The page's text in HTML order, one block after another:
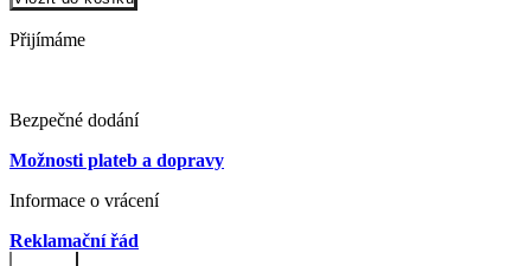
Přijímáme
Bezpečné dodání
Možnosti plateb a dopravy
Informace o vrácení
Reklamační řád